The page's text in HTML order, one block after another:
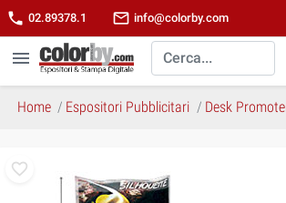
phone 02.89378.1 mail_outline info@colorby.com
menu
Home Espositori Pubblicitari Desk